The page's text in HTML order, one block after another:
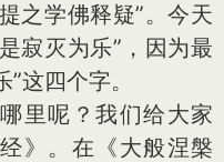
学佛释疑”。今天
寂灭为乐”，因为最
这四个字。
呢？我们给大家
》。在《大般涅槃